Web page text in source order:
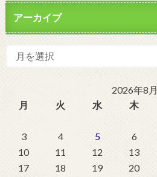
アーカイブ
2026年8月
月
火 水 木
3
4 5 6
10
11 12 13
17
18 19 20